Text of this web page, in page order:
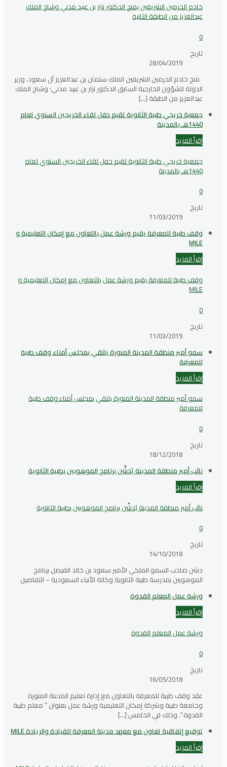
خادم الحرمين الشريفين يمنح الدكتور نزار بن عبيد مدني وشاح الملك
عبدالعزيز من الطبقة الثانية
0
تاريخ
28/04/2019
منح خادم الحرمين الشريفين الملك سلمان بن عبدالعزيز آل سعود، وزير
الدولة للشؤون الخارجية السابق الدكتور نزار بن عبيد مدني؛ وشاح الملك
عبدالعزيز من الطبقة […]
جمعية خريجي طيبة الثانوية تقيم حفل لقاء الخريجين السنوي لعام
1440هـ بالمدينة
إقرأ المزيد
جمعية خريجي طيبة الثانوية تقيم حفل لقاء الخريجين السنوي لعام
1440هـ بالمدينة
0
تاريخ
11/03/2019
وقف طيبة للمعرفة يقيم ورشة عمل بالتعاون مع إمكان التعليمية و
MILE
إقرأ المزيد
وقف طيبة للمعرفة يقيم ورشة عمل بالتعاون مع إمكان التعليمية و
MILE
0
تاريخ
11/03/2019
سمو أمير منطقة المدينة المنورة يلتقي بمجلس أمناء وقف طيبة
للمعرفة
إقرأ المزيد
سمو أمير منطقة المدينة المنورة يلتقي بمجلس أمناء وقف طيبة
للمعرفة
0
تاريخ
18/12/2018
نائب أمير منطقة المدينة يُدشِّن برنامج الموهوبين بطيبة الثانوية
إقرأ المزيد
نائب أمير منطقة المدينة يُدشِّن برنامج الموهوبين بطيبة الثانوية
0
تاريخ
14/10/2018
دشن صاحب السمو الملكي الأمير سعود بن خالد الفيصل برنامج
الموهوبين بمدرسة طيبة الثانوية وكالة الأنباء السعودية – التفاصيل
ورشة عمل المعلم القدوة
إقرأ المزيد
ورشة عمل المعلم القدوة
0
تاريخ
16/05/2018
عقد وقف طيبة للمعرفة بالتعاون مع إدارة تعليم المدينة المنورة
وجامعة طيبة وشركة إمكان التعليمية ورشة عمل بعنوان ” معلم طيبة
القدوة “. وذلك في الخامس […]
توقيع إتفاقية تعاون مع معهد مدينة المعرفة للقيادة والريادة MILE
إقرأ المزيد